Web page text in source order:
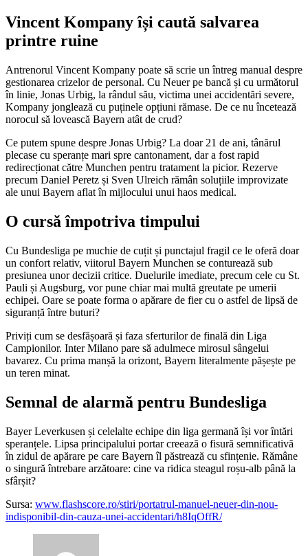
Vincent Kompany își caută salvarea
printre ruine
Antrenorul Vincent Kompany poate să scrie un întreg manual despre
gestionarea crizelor de personal. Cu Neuer pe bancă și cu următorul
în linie, Jonas Urbig, la rândul său, victima unei accidentări severe,
Kompany jonglează cu puținele opțiuni rămase. De ce nu încetează
norocul să lovească Bayern atât de crud?
Ce putem spune despre Jonas Urbig? La doar 21 de ani, tânărul
plecase cu speranțe mari spre cantonament, dar a fost rapid
redirecționat către Munchen pentru tratament la picior. Rezerve
precum Daniel Peretz și Sven Ulreich rămân soluțiile improvizate
ale unui Bayern aflat în mijlocului unui haos medical.
O cursă împotriva timpului
Cu Bundesliga pe muchie de cuțit și punctajul fragil ce le oferă doar
un confort relativ, viitorul Bayern Munchen se conturează sub
presiunea unor decizii critice. Duelurile imediate, precum cele cu St.
Pauli și Augsburg, vor pune chiar mai multă greutate pe umerii
echipei. Oare se poate forma o apărare de fier cu o astfel de lipsă de
siguranță între buturi?
Priviți cum se desfășoară și faza sferturilor de finală din Liga
Campionilor. Inter Milano pare să adulmece mirosul sângelui
bavarez. Cu prima manșă la orizont, Bayern literalmente pășește pe
un teren minat.
Semnal de alarmă pentru Bundesliga
Bayer Leverkusen și celelalte echipe din liga germană își vor întări
speranțele. Lipsa principalului portar creează o fisură semnificativă
în zidul de apărare pe care Bayern îl păstrează cu sfințenie. Rămâne
o singură întrebare arzătoare: cine va ridica steagul roșu-alb până la
sfârșit?
Sursa: www.flashscore.ro/stiri/portatrul-manuel-neuer-din-nou-
indisponibil-din-cauza-unei-accidentari/h8IqOffR/